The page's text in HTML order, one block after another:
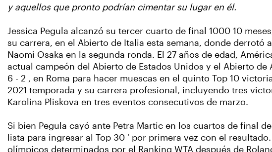
y aquellos que pronto podrían cimentar su lugar en él.
Jessica Pegula alcanzó su tercer cuarto de final 1000 10
su carrera, en el Abierto de Italia esta semana, donde derrotó
Naomi Osaka en la segunda ronda. El 27 años de edad,
actual campeón del Abierto de Estados Unidos y el Abierto de
6 - 2 , en Roma para hacer muescas en el quinto Top 10
2021 temporada y su carrera profesional, incluyendo tres
Karolina Pliskova en tres eventos consecutivos de marzo.
Si bien Pegula cayó ante Petra Martic en los cuartos de final
lista para ingresar al Top 30 ' por primera vez con el
olímpicos determinados por el Ranking WTA después de